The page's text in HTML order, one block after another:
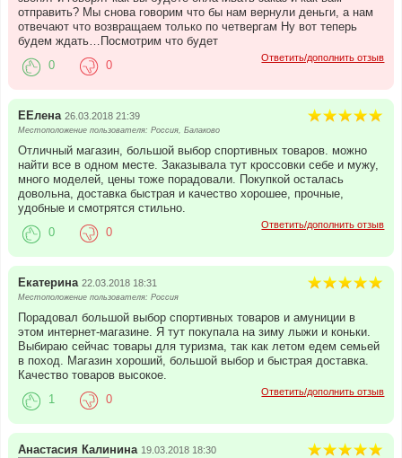
отправить? Мы снова говорим что бы нам вернули деньги, а нам
отвечают что возвращаем только по четвергам Ну вот теперь
будем ждать…Посмотрим что будет
Ответить/дополнить отзыв
0 0
ЕЕлена 26.03.2018 21:39
Местоположение пользователя: Россия, Балаково
Отличный магазин, большой выбор спортивных товаров. можно
найти все в одном месте. Заказывала тут кроссовки себе и мужу,
много моделей, цены тоже порадовали. Покупкой осталась
довольна, доставка быстрая и качество хорошее, прочные,
удобные и смотрятся стильно.
Ответить/дополнить отзыв
0 0
Екатерина 22.03.2018 18:31
Местоположение пользователя: Россия
Порадовал большой выбор спортивных товаров и амуниции в
этом интернет-магазине. Я тут покупала на зиму лыжи и коньки.
Выбираю сейчас товары для туризма, так как летом едем семьей
в поход. Магазин хороший, большой выбор и быстрая доставка.
Качество товаров высокое.
Ответить/дополнить отзыв
1 0
Анастасия Калинина 19.03.2018 18:30